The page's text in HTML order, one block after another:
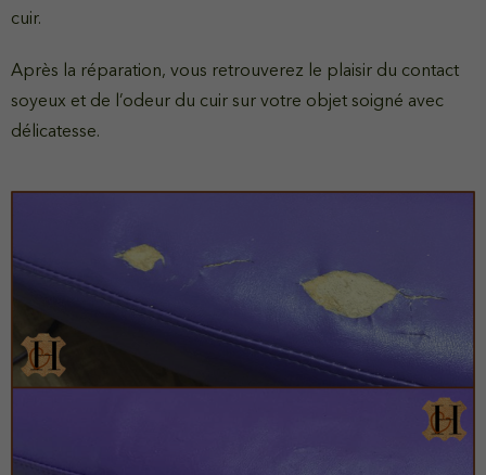
cuir.
Après la réparation, vous retrouverez le plaisir du contact
soyeux et de l’odeur du cuir sur votre objet soigné avec
délicatesse.